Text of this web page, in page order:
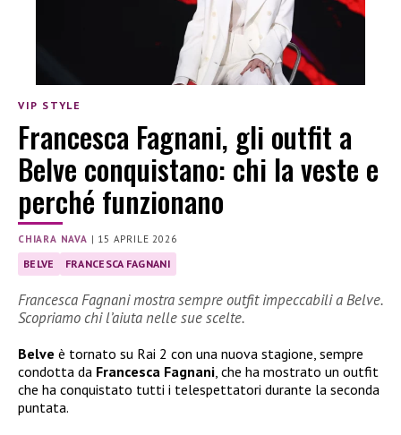
VIP STYLE
Francesca Fagnani, gli outfit a
Belve conquistano: chi la veste e
perché funzionano
CHIARA NAVA | 15 APRILE 2026
BELVE FRANCESCA FAGNANI
Francesca Fagnani mostra sempre outfit impeccabili a Belve.
Scopriamo chi l’aiuta nelle sue scelte.
Belve è tornato su Rai 2 con una nuova stagione, sempre
condotta da Francesca Fagnani , che ha mostrato un outfit
che ha conquistato tutti i telespettatori durante la seconda
puntata.